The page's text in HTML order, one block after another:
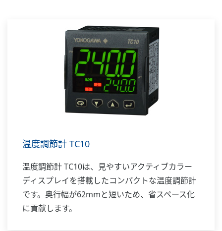
温度調節計 TC10
温度調節計 TC10は、見やすいアクティブカラー
ディスプレイを搭載したコンパクトな温度調節計
です。奥行幅が62mmと短いため、省スペース化
に貢献します。